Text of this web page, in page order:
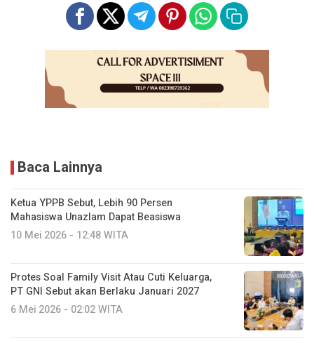
Baca Lainnya
Ketua YPPB Sebut, Lebih 90 Persen
Mahasiswa Unazlam Dapat Beasiswa
10 Mei 2026 - 12:48 WITA
Protes Soal Family Visit Atau Cuti Keluarga,
PT GNI Sebut akan Berlaku Januari 2027
6 Mei 2026 - 02:02 WITA